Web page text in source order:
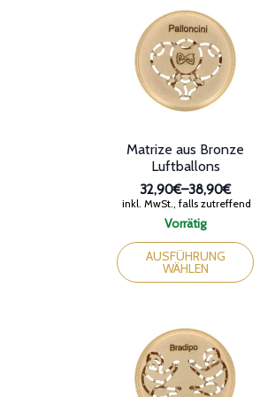
Vorrätig
Matrize aus Bronze
Luftballons
32,90€–38,90€
Preisspanne:
32,90€
38,90€
inkl. MwSt., falls zutreffend
AUSFÜHRUNG
WÄHLEN
Dieses
Produkt
weist
Optionen
können